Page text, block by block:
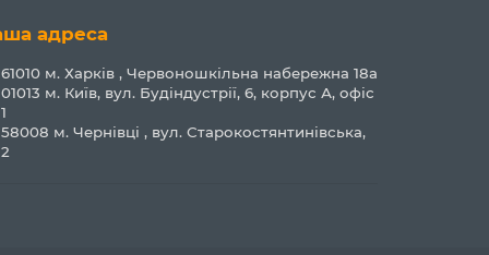
адреса
61010 м. Харків , Червоношкільна набережна 18а
01013 м. Київ, вул. Будіндустрії, 6, корпус А, офіс
1
58008 м. Чернівці , вул. Старокостянтинівська,
2